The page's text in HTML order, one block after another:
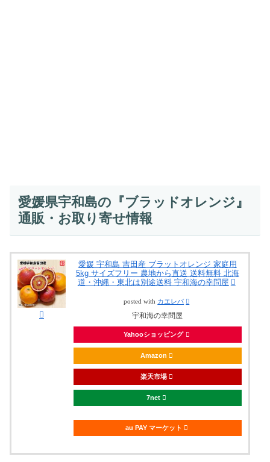
愛媛県宇和島の『ブラッドオレンジ』
通販・お取り寄せ情報
愛媛 宇和島 吉田産 ブラットオレンジ 家庭用
5kg サイズフリー 農地から直送 送料無料 北海
道・沖縄・東北は別途送料 宇和海の幸問屋
posted with カエレバ
宇和海の幸問屋
Yahooショッピング
Amazon
楽天市場
7net
au PAY マーケット